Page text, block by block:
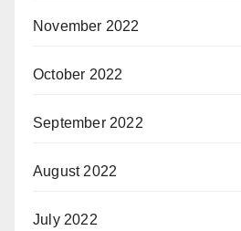
November 2022
October 2022
September 2022
August 2022
July 2022